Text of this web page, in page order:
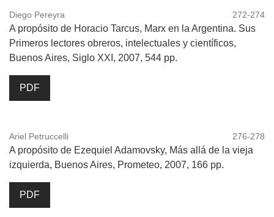
Diego Pereyra 272-274
A propósito de Horacio Tarcus, Marx en la Argentina. Sus
Primeros lectores obreros, intelectuales y científicos,
Buenos Aires, Siglo XXI, 2007, 544 pp.
PDF
Ariel Petruccelli 276-278
A propósito de Ezequiel Adamovsky, Más allá de la vieja
izquierda, Buenos Aires, Prometeo, 2007, 166 pp.
PDF